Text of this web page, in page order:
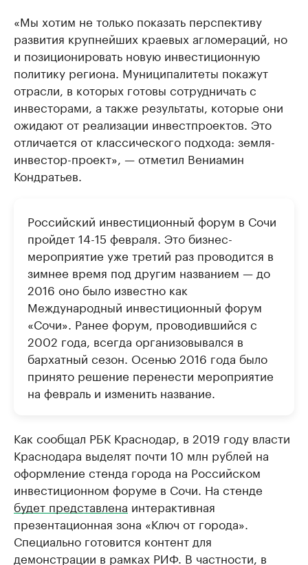
«Мы хотим не только показать перспективу
развития крупнейших краевых агломераций, но
и позиционировать новую инвестиционную
политику региона. Муниципалитеты покажут
отрасли, в которых готовы сотрудничать с
инвесторами, а также результаты, которые они
ожидают от реализации инвестпроектов. Это
отличается от классического подхода: земля-
инвестор-проект», — отметил Вениамин
Кондратьев.
Российский инвестиционный форум в Сочи
пройдет 14-15 февраля. Это бизнес-
мероприятие уже третий раз проводится в
зимнее время под другим названием — до
2016 оно было известно как
Международный инвестиционный форум
«Сочи». Ранее форум, проводившийся с
2002 года, всегда организовывался в
бархатный сезон. Осенью 2016 года было
принято решение перенести мероприятие
на февраль и изменить название.
Как сообщал РБК Краснодар, в 2019 году власти
Краснодара выделят почти 10 млн рублей на
оформление стенда города на Российском
инвестиционном форуме в Сочи. На стенде
будет представлена интерактивная
презентационная зона «Ключ от города».
Специально готовится контент для
демонстрации в рамках РИФ. В частности, в